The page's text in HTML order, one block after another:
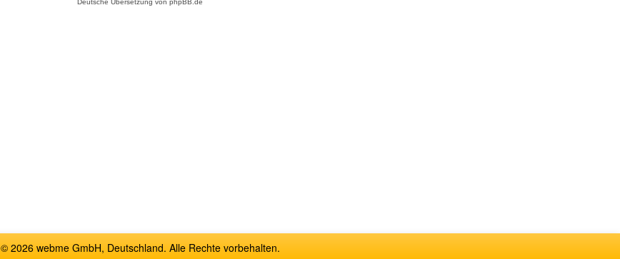
Deutsche Übersetzung von phpBB.de
© 2026 webme GmbH, Deutschland. Alle Rechte vorbehalten.